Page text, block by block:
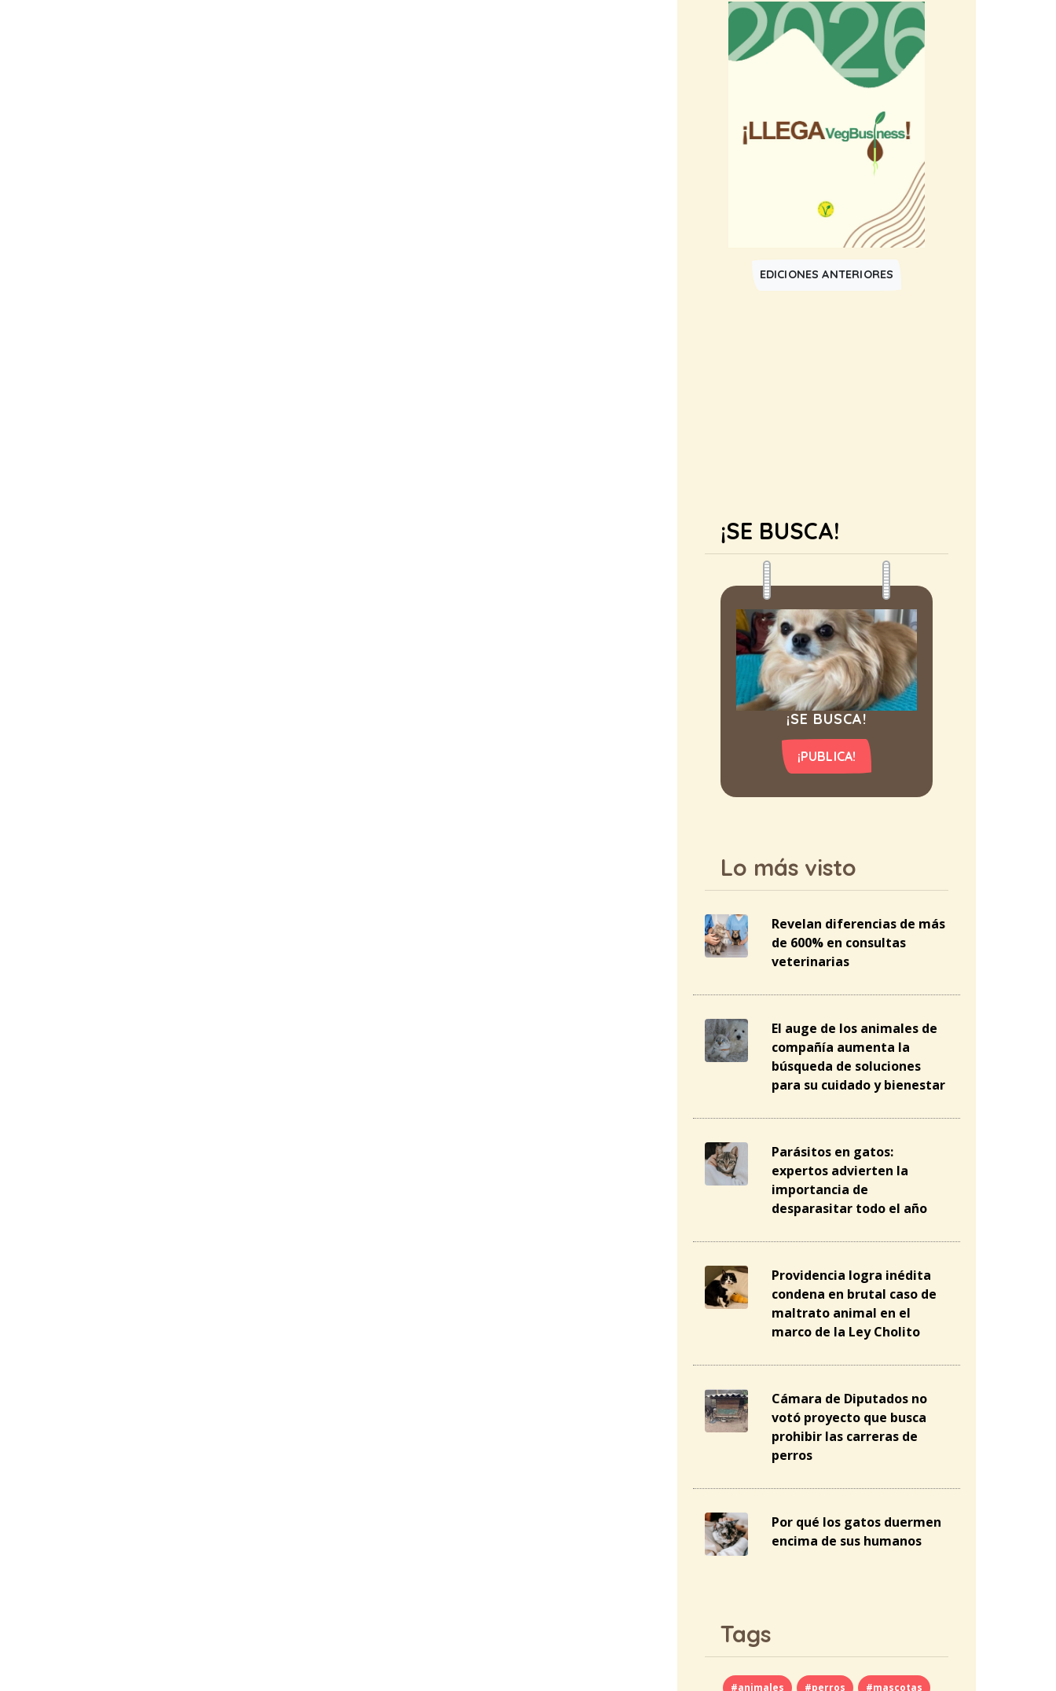
EDICIONES ANTERIORES
¡SE BUSCA!
¡SE BUSCA!
¡PUBLICA!
Lo más visto
Revelan diferencias de más
de 600% en consultas
veterinarias
El auge de los animales de
compañía aumenta la
búsqueda de soluciones
para su cuidado y bienestar
Parásitos en gatos:
expertos advierten la
importancia de
desparasitar todo el año
Providencia logra inédita
condena en brutal caso de
maltrato animal en el
marco de la Ley Cholito
Cámara de Diputados no
votó proyecto que busca
prohibir las carreras de
perros
Por qué los gatos duermen
encima de sus humanos
Tags
#animales #perros #mascotas